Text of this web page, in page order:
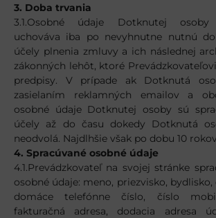
3. Doba trvania
3.1.Osobné údaje Dotknutej osoby
uchováva iba po nevyhnutne nutnú
účely plnenia zmluvy a ich následnej
zákonných lehôt, ktoré
predpisy. V prípade ak Dotknutá
zasielaním reklamných emailov a
osobné údaje Dotknutej osoby sú
účely až do času dokedy Dotknutá
neodvolá. Najdlhšie však po dobu 10 rokov.
4. Spracúvané osobné údaje
4.1.Prevádzkovateľ na svojej stránke
osobné údaje: meno, priezvisko, bydlisko,
domáce telefónne číslo, číslo
fakturačná adresa, dodacia adresa